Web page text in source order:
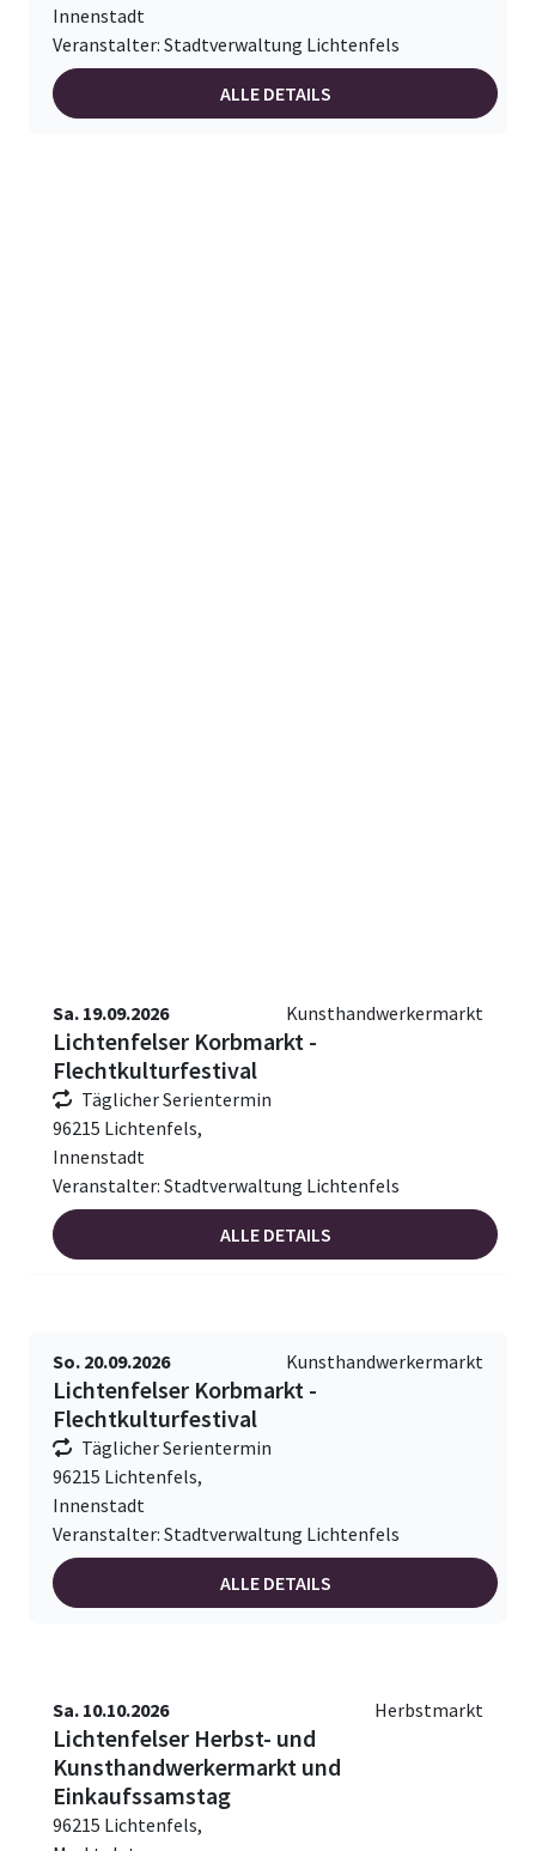
Innenstadt
Veranstalter: Stadtverwaltung Lichtenfels
ALLE DETAILS
Sa. 19.09.2026 Kunsthandwerkermarkt
Lichtenfelser Korbmarkt -
Flechtkulturfestival
Täglicher Serientermin
96215 Lichtenfels,
Innenstadt
Veranstalter: Stadtverwaltung Lichtenfels
ALLE DETAILS
So. 20.09.2026 Kunsthandwerkermarkt
Lichtenfelser Korbmarkt -
Flechtkulturfestival
Täglicher Serientermin
96215 Lichtenfels,
Innenstadt
Veranstalter: Stadtverwaltung Lichtenfels
ALLE DETAILS
Sa. 10.10.2026 Herbstmarkt
Lichtenfelser Herbst- und
Kunsthandwerkermarkt und
Einkaufssamstag
96215 Lichtenfels,